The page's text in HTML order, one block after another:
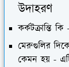
উদাহরণ
কর্কটক্রান্তি
মেরুগুলির
কেমন হয় -